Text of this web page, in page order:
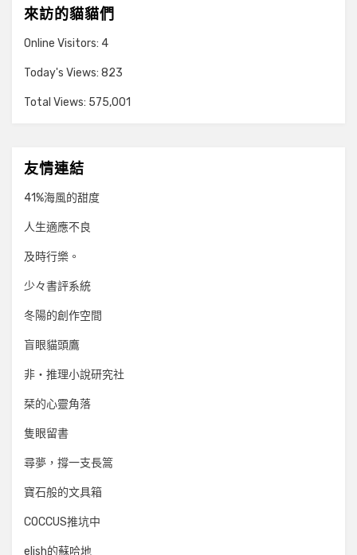
來訪的貓貓們
Online Visitors: 4
Today's Views: 823
Total Views: 575,001
友情連結
41%海風的甜度
人生適應不良
及時行樂。
少々書評系統
冬陽的創作空間
盲眼貓頭鷹
非‧推理小說研究社
栞的心靈角落
隻眼留書
尋夢，撐一支長篙
寶石般的文具箱
COCCUS推坑中
elish的蘇哈地